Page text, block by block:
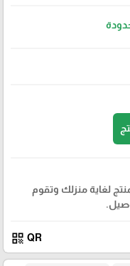
لغاية منزلك وتقوم
QR
qr_code